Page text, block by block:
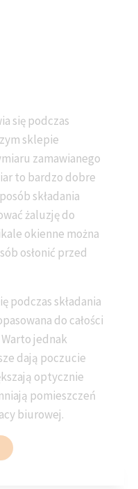
się podczas
sklepie
zamawianego
to bardzo dobre
składania
żaluzję do
okienne można
osłonić przed
podczas składania
do całości
jednak
dają poczucie
optycznie
pomieszczeń
biurowej.